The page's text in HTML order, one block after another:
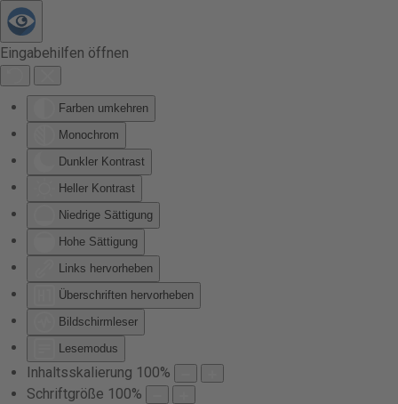
Eingabehilfen öffnen
Farben umkehren
Monochrom
Dunkler Kontrast
Heller Kontrast
Niedrige Sättigung
Hohe Sättigung
Links hervorheben
Überschriften hervorheben
Bildschirmleser
Lesemodus
Inhaltsskalierung 100%
Schriftgröße 100%
Zum Hauptinhalt springen